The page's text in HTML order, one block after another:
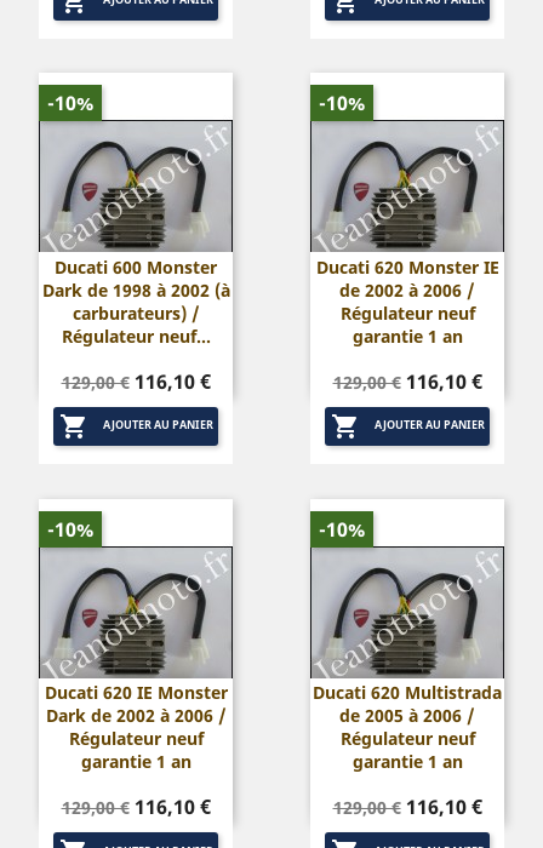
Ducati 600 Monster
Dark de 1998 à 2002 (à
carburateurs) /
Régulateur neuf...
Prix
de
base
129,00 € Prix
116,10 €
 AJOUTER AU PANIER
-10%
Ducati 620 Monster IE
de 2002 à 2006 /
Régulateur neuf
garantie 1 an
Prix
de
base
129,00 € Prix
116,10 €
 AJOUTER AU PANIER
-10%
Ducati 620 IE Monster
Dark de 2002 à 2006 /
Régulateur neuf
garantie 1 an
Prix
de
129,00 € Prix
116,10 €
-10%
Ducati 620 Multistrada
de 2005 à 2006 /
Régulateur neuf
garantie 1 an
Prix
de
129,00 € Prix
116,10 €
-10%